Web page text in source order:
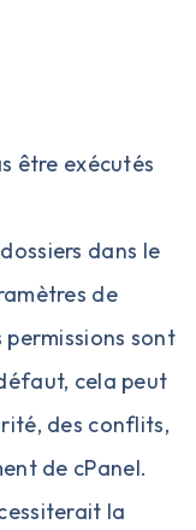
être exécutés
dans le
de
permissions sont
cela peut
des conflits,
de cPanel.
la